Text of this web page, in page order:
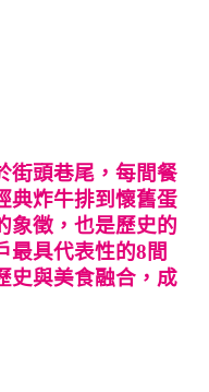
街頭巷尾，每間餐
典炸牛排到懷舊蛋
象徵，也是歷史的
最具代表性的8間
史與美食融合，成